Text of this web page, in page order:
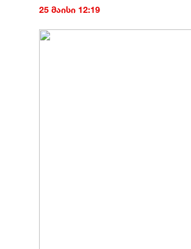
25 მაისი 12:19